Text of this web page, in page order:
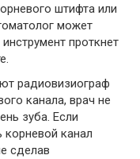
штифта или
может
проткнет
радиовизиограф
канала, врач не
зуба. Если
корневой канал
сделав